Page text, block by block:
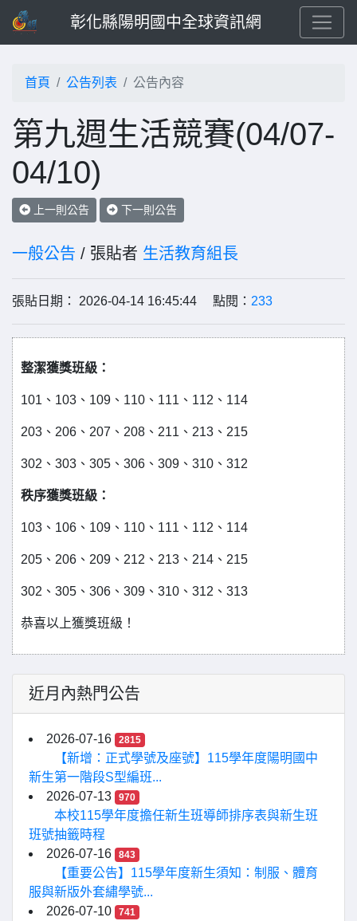
彰化縣陽明國中全球資訊網
首頁 公告列表 公告內容
第九週生活競賽(04/07-
04/10)
上一則公告 下一則公告
一般公告 / 張貼者 生活教育組長
張貼日期： 2026-04-14 16:45:44 點閱： 233
整潔獲獎班級：
101、103、109、110、111、112、114
203、206、207、208、211、213、215
302、303、305、306、309、310、312
秩序獲獎班級：
103、106、109、110、111、112、114
205、206、209、212、213、214、215
302、305、306、309、310、312、313
恭喜以上獲獎班級！
近月內熱門公告
2026-07-16 2815
【新增：正式學號及座號】115學年度陽明國中
新生第一階段S型編班...
2026-07-13
970
本校115學年度擔任新生班導師排序表與新生班
班號抽籤時程
2026-07-16
843
【重要公告】115學年度新生須知：制服、體育
服與新版外套繡學號...
2026-07-10
741